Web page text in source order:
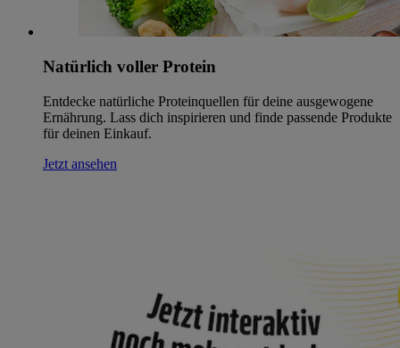
Natürlich voller Protein
Entdecke natürliche Proteinquellen für deine ausgewogene
Ernährung. Lass dich inspirieren und finde passende Produkte
für deinen Einkauf.
Jetzt ansehen